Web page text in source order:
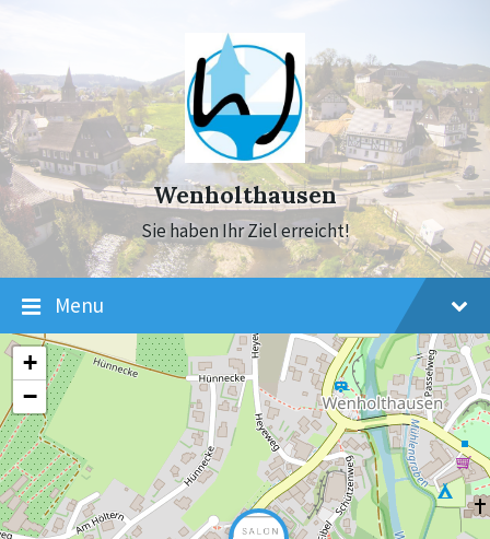
navigation
Wenholthausen
Sie haben Ihr Ziel erreicht!
Menu
+
−